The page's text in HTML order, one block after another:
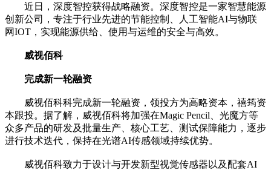
近日，深度智控获得战略融资。深度智控是一家智慧能源
创新公司，专注于行业先进的节能控制、人工智能AI与物联
网IOT，实现能源供给、使用与运维的安全与高效。
威视佰科
完成新一轮融资
威视佰科科完成新一轮融资，领投方为高略资本，禧筠资
本跟投。据了解，威视佰科将加强在Magic Pencil、光魔方等
众多产品的研发及批量生产、核心工艺、测试保障能力，逐步
进行技术迭代，保持在光谱AI传感领域持续优势。
威视佰科致力于设计与开发新型视觉传感器以及配套AI